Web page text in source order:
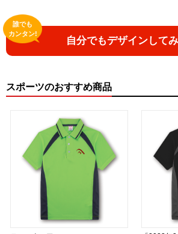
自分でもデザインして
誰でも
カンタン!
スポーツのおすすめ商品